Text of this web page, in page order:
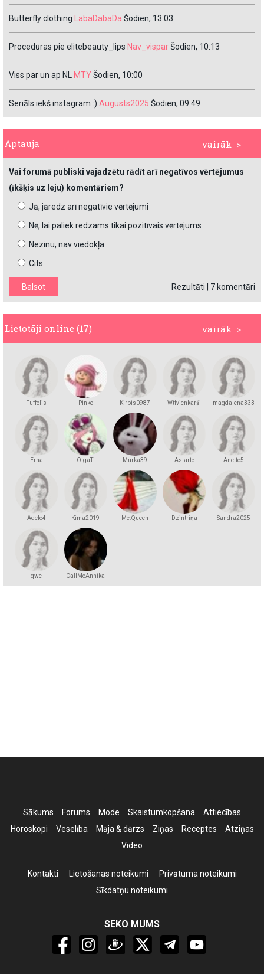
Butterfly clothing LabaDabaDa Šodien, 13:03
Procedūras pie elitebeauty_lips Nav_visparŠodien, 10:13
Viss par un ap NL MTYŠodien, 10:00
Seriāls iekš instagram :) Augusts2025 Šodien, 09:49
vairāk >
Aptauja
Vai forumā publiski vajadzētu rādīt arī negatīvos vērtējumus
(īkšķis uz leju) komentāriem?
Jā, jāredz arī negatīvie vērtējumi
Nē, lai paliek redzams tikai pozitīvais vērtējums
Nezinu, nav viedokļa
Cits
Rezultāti 7 komentāri
vairāk >
Lietotāji online (17)
Fuffelis Pinko Kirbis0987 Wtfvienkarši magdalena333
Erna OlgaTi Murka39 Astarte Anette5
Adele4 Kima2019 Mc.Queen Dzintriņa Sandra2025
qwe CallMeAnnika
Sākums Forums Mode Skaistumkopšana
Attiecības
Horoskopi
Veselība Māja & dārzs Ziņas Receptes
Atziņas
Video
Kontakti Lietošanas noteikumi
Privātuma noteikumi
Sīkdatņu noteikumi
SEKO MUMS